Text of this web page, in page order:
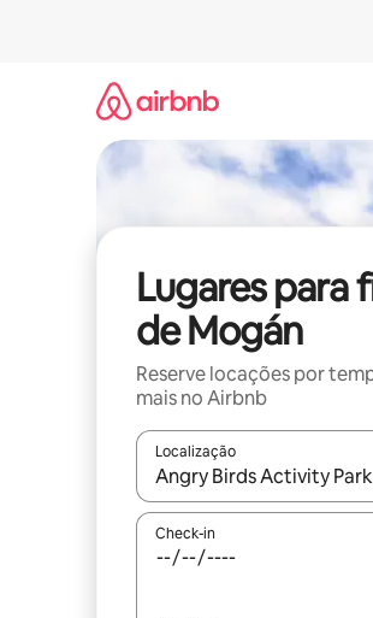
Lugares para
de Mogán
Reserve locações por
mais no Airbnb
Localização
Quando os resultados
Check-in